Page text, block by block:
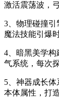
激活震荡波，
3、物理碰撞引
魔法技能引爆
4、暗黑美学
气系统，每次
5、神器成长
本体属性，打